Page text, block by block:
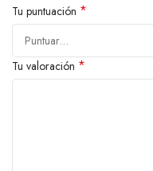
Tu puntuación *
Tu valoración *